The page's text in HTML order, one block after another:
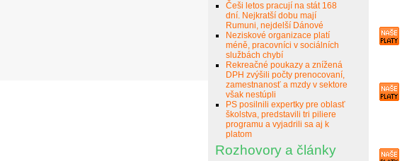
Češi letos pracují na stát 168
dní. Nejkratší dobu mají
Rumuni, nejdelší Dánové
Neziskové organizace platí
méně, pracovníci v sociálních
službách chybí
Rekreačné poukazy a znížená
DPH zvýšili počty prenocovaní,
zamestnanosť a mzdy v sektore
však nestúpli
PS posilnili expertky pre oblasť
školstva, predstavili tri piliere
programu a vyjadrili sa aj k
platom
Rozhovory a články